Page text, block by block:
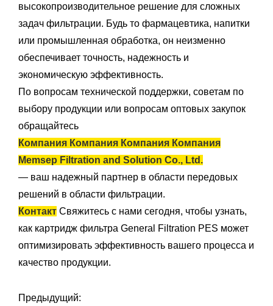
высокопроизводительное решение для сложных
задач фильтрации. Будь то фармацевтика, напитки
или промышленная обработка, он неизменно
обеспечивает точность, надежность и
экономическую эффективность.
По вопросам технической поддержки, советам по
выбору продукции или вопросам оптовых закупок
обращайтесь
Компания Компания Компания Компания
Memsep Filtration and Solution Co., Ltd.
— ваш надежный партнер в области передовых
решений в области фильтрации.
Контакт Свяжитесь с нами сегодня, чтобы узнать,
как картридж фильтра General Filtration PES может
оптимизировать эффективность вашего процесса и
качество продукции.
Предыдущий: